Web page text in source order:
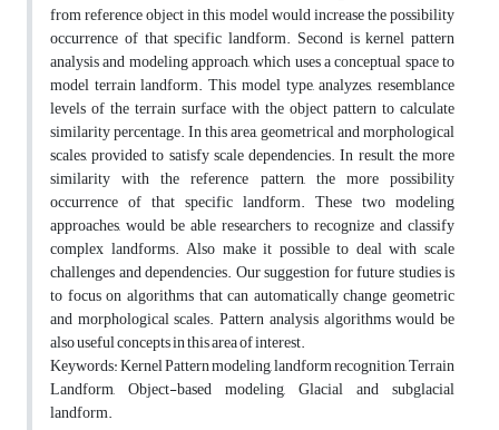
from reference object in this model would increase the possibility
occurrence of that specific landform. Second is kernel pattern
analysis and modeling approach, which uses a conceptual space to
model terrain landform. This model type, analyzes, resemblance
levels of the terrain surface with the object pattern to calculate
similarity percentage. In this area, geometrical and morphological
scales, provided to satisfy scale dependencies. In result, the more
similarity with the reference pattern, the more possibility
occurrence of that specific landform. These two modeling
approaches, would be able researchers to recognize and classify
complex landforms. Also make it possible to deal with scale
challenges and dependencies. Our suggestion for future studies is
to focus on algorithms that can automatically change geometric
and morphological scales. Pattern analysis algorithms would be
also useful concepts in this area of interest.
Keywords: Kernel Pattern modeling, landform recognition, Terrain
Landform, Object-based modeling, Glacial and subglacial
landform.